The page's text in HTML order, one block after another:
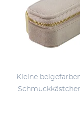
Kleine